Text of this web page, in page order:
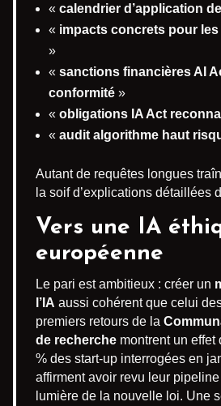
« calendrier d’application
« impacts concrets pour
»
« sanctions financières AI
conformité »
« obligations IA Act
« audit algorithme haut
Autant de requêtes longues
la soif d’explications détaillées
Vers une IA
européenne
Le pari est ambitieux : créer un
l’IA aussi cohérent que celui
premiers retours de la
de recherche montrent un effet
% des start-up interrogées en
affirment avoir revu leur
lumière de la nouvelle loi. Une